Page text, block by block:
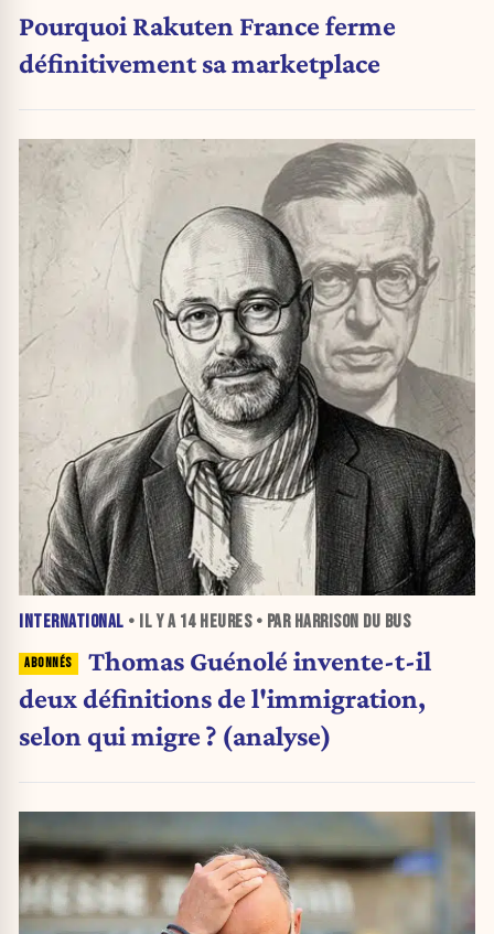
Pourquoi Rakuten France ferme
définitivement sa marketplace
INTERNATIONAL • IL Y A 14 HEURES• PAR HARRISON DU BUS
Thomas Guénolé invente-t-il
deux définitions de l'immigration,
selon qui migre ? (analyse)